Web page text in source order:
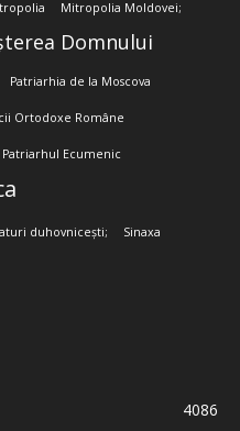
Mitropolia Moldovei;
Domnului
Patriarhia de la Moscova
Ortodoxe Române
Patriarhul Ecumenic
duhovnicești; Sinaxa
4086